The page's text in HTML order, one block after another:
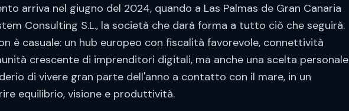
arriva nel giugno del 2024, quando a Las Palmas de Gran Canaria
Consulting S.L., la società che darà forma a tutto ciò che seguirà.
è casuale: un hub europeo con fiscalità favorevole, connettività
crescente di imprenditori digitali, ma anche una scelta personale
di vivere gran parte dell'anno a contatto con il mare, in un
equilibrio, visione e produttività.